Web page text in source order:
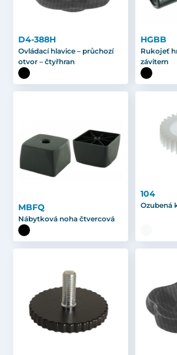
D4-388H
Ovládací hlavice – průchozí
otvor – čtyřhran
HGBB
Rukojeť
závitem
MBFQ
Nábytková noha čtvercová
104
Ozubená